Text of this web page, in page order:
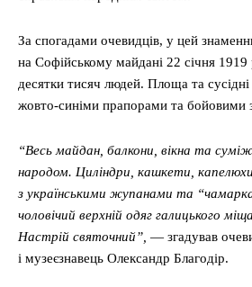
За спогадами очевидців, у цей
на Софійському майдані 22 січня 1919
десятки тисяч людей. Площа та сусідні
жовто-синіми прапорами та бойовими
“Весь майдан, балкони, вікна та
народом. Циліндри, кашкети,
з українськими жупанами та
чоловічий верхній одяг галицького
Настрій святочний”, — згадував
і музеєзнавець Олександр Благодір.